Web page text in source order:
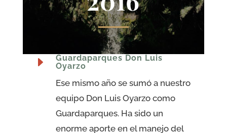
E
Guardaparques Don Luis
Oyarzo
Ese mismo año se sumó a nuestro
equipo Don Luis Oyarzo como
Guardaparques. Ha sido un
enorme aporte en el manejo del